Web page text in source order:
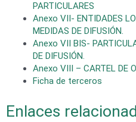
PARTICULARES
Anexo VII- ENTIDADES
MEDIDAS DE DIFUSIÓN.
Anexo VII BIS-
DE DIFUSIÓN.
Anexo VIII – CARTEL DE
Ficha de terceros
Enlaces